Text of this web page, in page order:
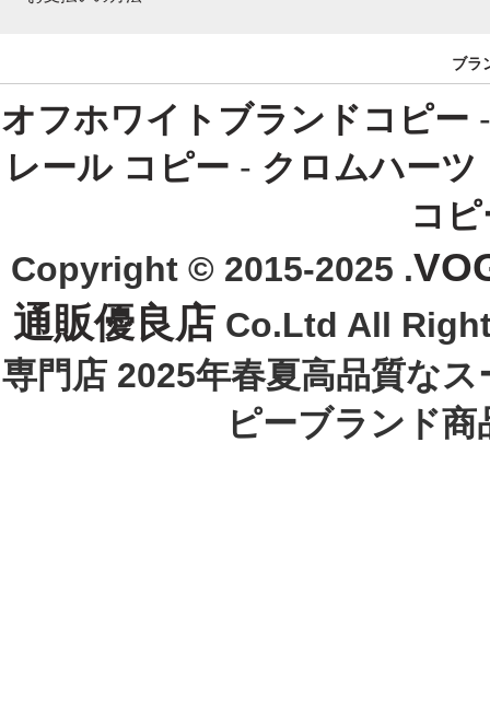
ブラ
オフホワイトブランドコピー
レール コピー - クロムハーツ
コ
Copyright © 2015-2025 .
通販優良店 Co.Ltd All
専門店 2025年春夏高品質な
ピーブランド